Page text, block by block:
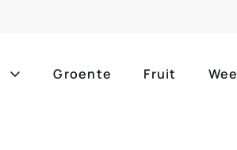
Groente Fruit